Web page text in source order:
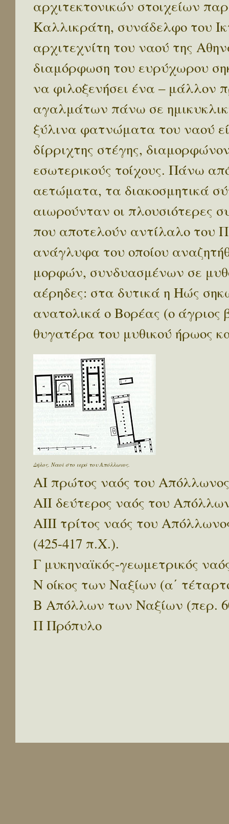
αρχιτεκτονικών στοιχείων
Καλλικράτη, συνάδελφο του
αρχιτεχνίτη του ναού της
διαμόρφωση του ευρύχωρου
να φιλοξενήσει ένα –
αγαλμάτων πάνω σε
ξύλινα φατνώματα του ναού
δίρριχτης στέγης,
εσωτερικούς τοίχους. Πάνω
αετώματα, τα διακοσμητικά
αιωρούνταν οι πλουσιότερες
που αποτελούν αντίλαλο του
ανάγλυφα του οποίου
μορφών, συνδυασμένων σε
αέρηδες: στα δυτικά η Ηώς
ανατολικά ο Βορέας (ο άγριος
θυγατέρα του μυθικού ήρωος
Δήλος. Ναοί στο ιερό του Απόλλωνος.
ΑΙ πρώτος ναός του
ΑΙΙ δεύτερος ναός του
ΑΙΙΙ τρίτος ναός του
(425-417 π.Χ.).
Γ μυκηναϊκός-γεωμετρικός
Ν οίκος των Ναξίων (α΄
Β Απόλλων των Ναξίων (περ.
Π Πρόπυλο